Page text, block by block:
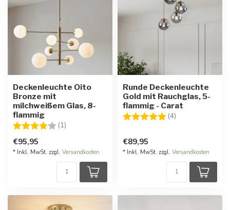
Deckenleuchte Oito
Bronze mit
milchweißem Glas, 8-
flammig
Bewertung:
(1)
€95,95
* Inkl. MwSt. zzgl. Versandkosten
Runde Deckenleuchte
Gold mit Rauchglas, 5-
flammig - Carat
Bewertung:
(4)
€89,95
* Inkl. MwSt. zzgl. Versandkosten